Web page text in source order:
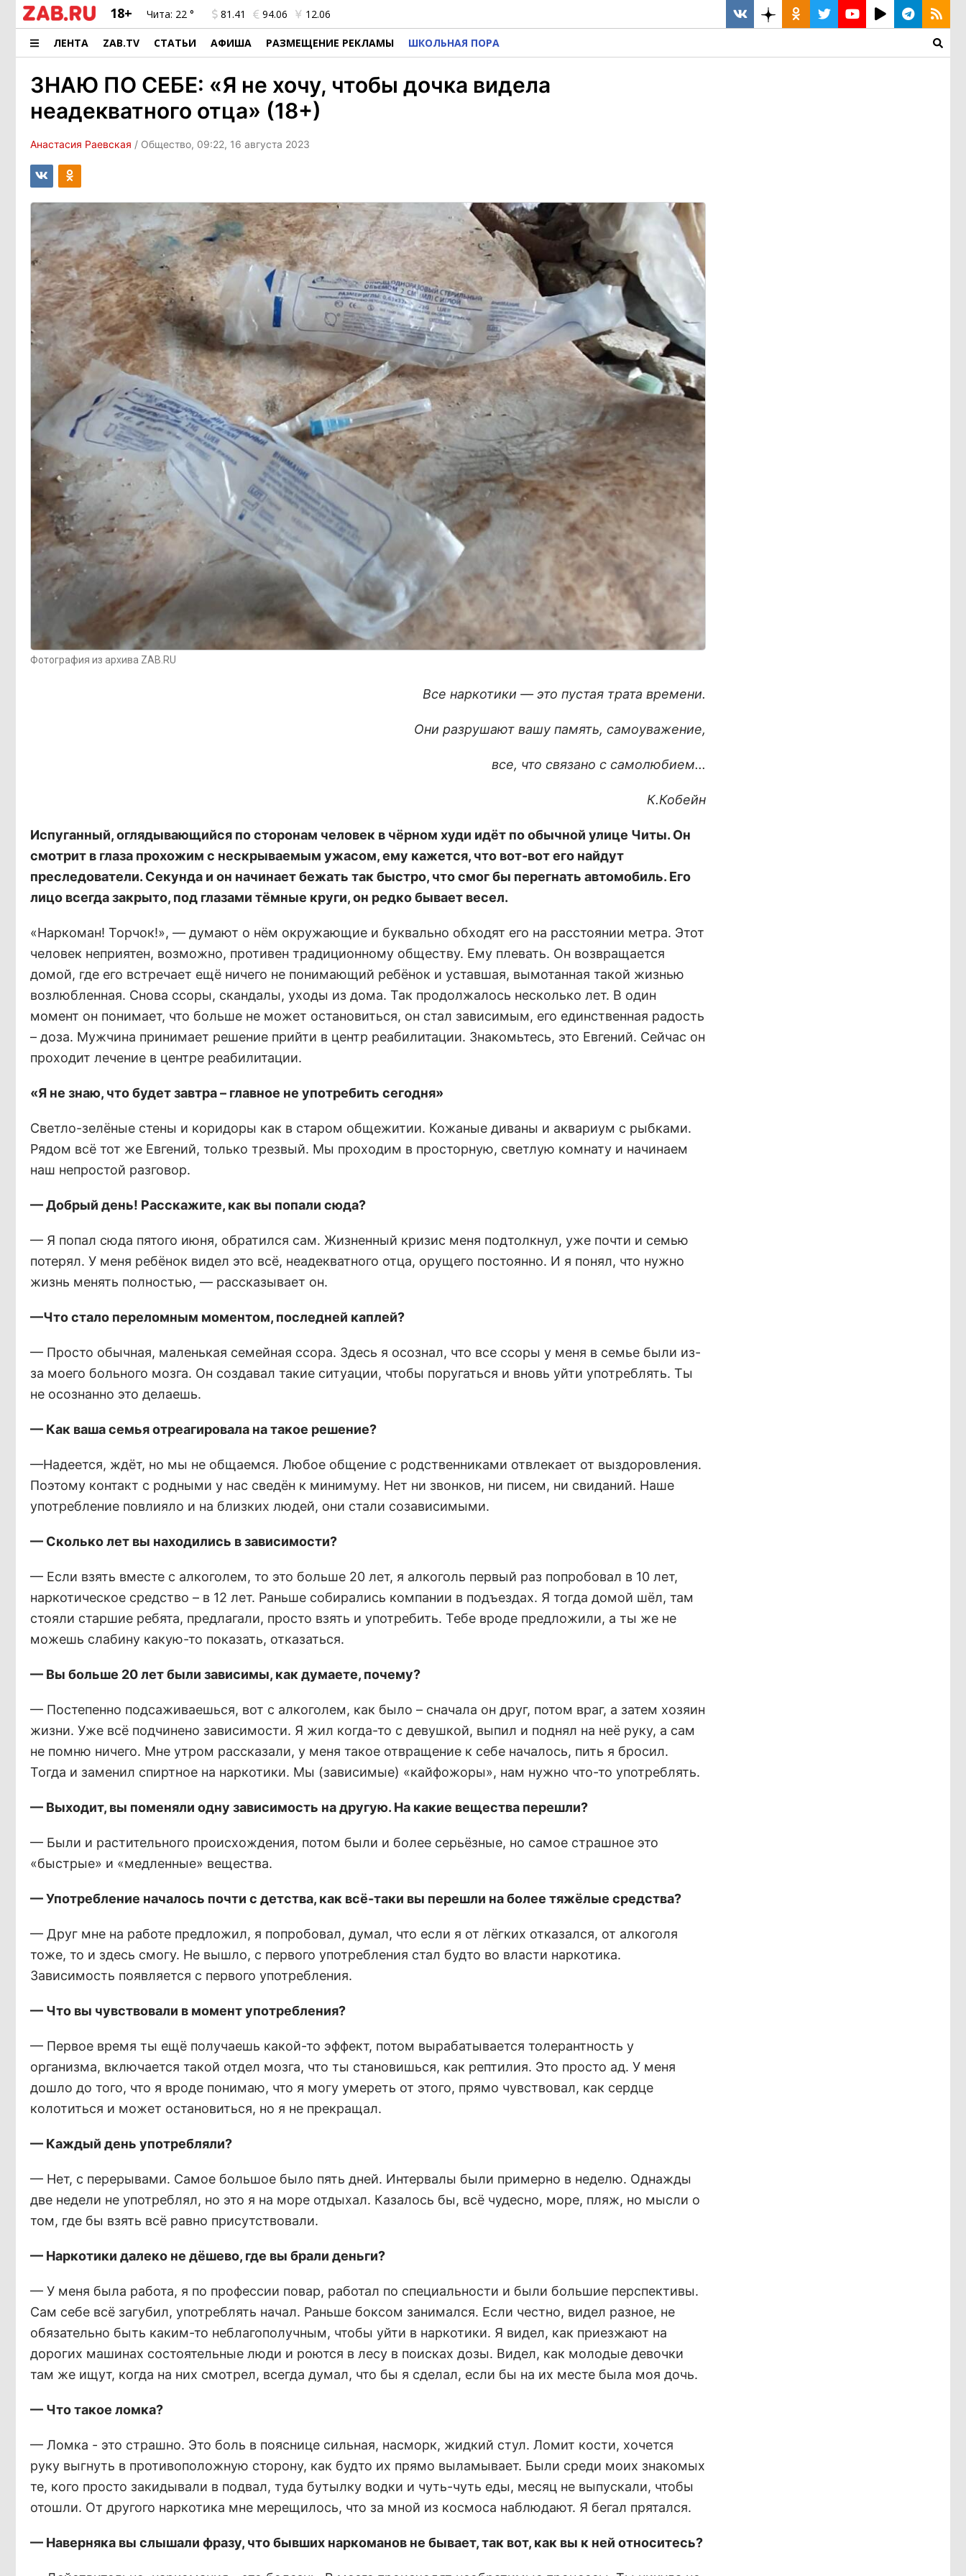
18+ Чита: 22 ° 81.41 94.06 12.06
ЛЕНТА ZAB.TV СТАТЬИ АФИША РАЗМЕЩЕНИЕ РЕКЛАМЫ ШКОЛЬНАЯ ПОРА
ЗНАЮ ПО СЕБЕ: «Я не хочу, чтобы дочка видела
неадекватного отца» (18+)
Анастасия Раевская / Общество, 09:22, 16 августа 2023
Фотография из архива ZAB.RU
Все наркотики — это пустая трата времени.
Они разрушают вашу память, самоуважение,
все, что связано с самолюбием...
К.Кобейн
Испуганный, оглядывающийся по сторонам человек в чёрном худи идёт по обычной улице Читы. Он
смотрит в глаза прохожим с нескрываемым ужасом, ему кажется, что вот-вот его найдут
преследователи. Секунда и он начинает бежать так быстро, что смог бы перегнать автомобиль. Его
лицо всегда закрыто, под глазами тёмные круги, он редко бывает весел.
«Наркоман! Торчок!», — думают о нём окружающие и буквально обходят его на расстоянии метра. Этот
человек неприятен, возможно, противен традиционному обществу. Ему плевать. Он возвращается
домой, где его встречает ещё ничего не понимающий ребёнок и уставшая, вымотанная такой жизнью
возлюбленная. Снова ссоры, скандалы, уходы из дома. Так продолжалось несколько лет. В один
момент он понимает, что больше не может остановиться, он стал зависимым, его единственная радость
– доза. Мужчина принимает решение прийти в центр реабилитации. Знакомьтесь, это Евгений. Сейчас он
проходит лечение в центре реабилитации.
«Я не знаю, что будет завтра – главное не употребить сегодня»
Светло-зелёные стены и коридоры как в старом общежитии. Кожаные диваны и аквариум с рыбками.
Рядом всё тот же Евгений, только трезвый. Мы проходим в просторную, светлую комнату и начинаем
наш непростой разговор.
— Добрый день! Расскажите, как вы попали сюда?
— Я попал сюда пятого июня, обратился сам. Жизненный кризис меня подтолкнул, уже почти и семью
потерял. У меня ребёнок видел это всё, неадекватного отца, орущего постоянно. И я понял, что нужно
жизнь менять полностью, — рассказывает он.
—Что стало переломным моментом, последней каплей?
— Просто обычная, маленькая семейная ссора. Здесь я осознал, что все ссоры у меня в семье были из-
за моего больного мозга. Он создавал такие ситуации, чтобы поругаться и вновь уйти употреблять. Ты
не осознанно это делаешь.
— Как ваша семья отреагировала на такое решение?
—Надеется, ждёт, но мы не общаемся. Любое общение с родственниками отвлекает от выздоровления.
Поэтому контакт с родными у нас сведён к минимуму. Нет ни звонков, ни писем, ни свиданий. Наше
употребление повлияло и на близких людей, они стали созависимыми.
— Сколько лет вы находились в зависимости?
— Если взять вместе с алкоголем, то это больше 20 лет, я алкоголь первый раз попробовал в 10 лет,
наркотическое средство – в 12 лет. Раньше собирались компании в подъездах. Я тогда домой шёл, там
стояли старшие ребята, предлагали, просто взять и употребить. Тебе вроде предложили, а ты же не
можешь слабину какую-то показать, отказаться.
— Вы больше 20 лет были зависимы, как думаете, почему?
— Постепенно подсаживаешься, вот с алкоголем, как было – сначала он друг, потом враг, а затем хозяин
жизни. Уже всё подчинено зависимости. Я жил когда-то с девушкой, выпил и поднял на неё руку, а сам
не помню ничего. Мне утром рассказали, у меня такое отвращение к себе началось, пить я бросил.
Тогда и заменил спиртное на наркотики. Мы (зависимые) «кайфожоры», нам нужно что-то употреблять.
— Выходит, вы поменяли одну зависимость на другую. На какие вещества перешли?
— Были и растительного происхождения, потом были и более серьёзные, но самое страшное это
«быстрые» и «медленные» вещества.
— Употребление началось почти с детства, как всё-таки вы перешли на более тяжёлые средства?
— Друг мне на работе предложил, я попробовал, думал, что если я от лёгких отказался, от алкоголя
тоже, то и здесь смогу. Не вышло, с первого употребления стал будто во власти наркотика.
Зависимость появляется с первого употребления.
— Что вы чувствовали в момент употребления?
— Первое время ты ещё получаешь какой-то эффект, потом вырабатывается толерантность у
организма, включается такой отдел мозга, что ты становишься, как рептилия. Это просто ад. У меня
дошло до того, что я вроде понимаю, что я могу умереть от этого, прямо чувствовал, как сердце
колотиться и может остановиться, но я не прекращал.
— Каждый день употребляли?
— Нет, с перерывами. Самое большое было пять дней. Интервалы были примерно в неделю. Однажды
две недели не употреблял, но это я на море отдыхал. Казалось бы, всё чудесно, море, пляж, но мысли о
том, где бы взять всё равно присутствовали.
— Наркотики далеко не дёшево, где вы брали деньги?
— У меня была работа, я по профессии повар, работал по специальности и были большие перспективы.
Сам себе всё загубил, употреблять начал. Раньше боксом занимался. Если честно, видел разное, не
обязательно быть каким-то неблагополучным, чтобы уйти в наркотики. Я видел, как приезжают на
дорогих машинах состоятельные люди и роются в лесу в поисках дозы. Видел, как молодые девочки
там же ищут, когда на них смотрел, всегда думал, что бы я сделал, если бы на их месте была моя дочь.
— Что такое ломка?
— Ломка - это страшно. Это боль в пояснице сильная, насморк, жидкий стул. Ломит кости, хочется
руку выгнуть в противоположную сторону, как будто их прямо выламывает. Были среди моих знакомых
те, кого просто закидывали в подвал, туда бутылку водки и чуть-чуть еды, месяц не выпускали, чтобы
отошли. От другого наркотика мне мерещилось, что за мной из космоса наблюдают. Я бегал прятался.
— Наверняка вы слышали фразу, что бывших наркоманов не бывает, так вот, как вы к ней относитесь?